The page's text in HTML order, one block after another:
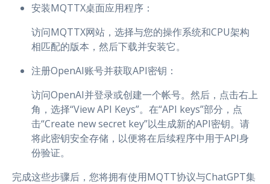
安装MQTTX桌面应用程序：
访问MQTTX网站，选择与您的操作系统和CPU架构
相匹配的版本，然后下载并安装它。
注册OpenAI账号并获取API密钥：
访问OpenAI并登录或创建一个帐号。然后，点击右上
角，选择“View API Keys”。在“API keys”部分，点
击“Create new secret key”以生成新的API密钥。请
将此密钥安全存储，以便将在后续程序中用于API身
份验证。
完成这些步骤后，您将拥有使用MQTT协议与ChatGPT集